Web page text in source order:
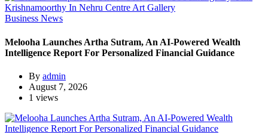
Business News
Melooha Launches Artha Sutram, An AI-Powered Wealth
Intelligence Report For Personalized Financial Guidance
By admin
August 7, 2026
1 views